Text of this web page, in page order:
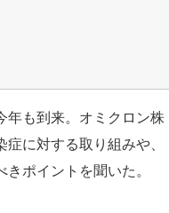
年も到来。オミクロン株
に対する取り組みや、
ポイントを聞いた。